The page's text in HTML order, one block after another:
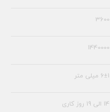
3600
1440000
6±1 میلی متر
14 الی 19 روز کاری